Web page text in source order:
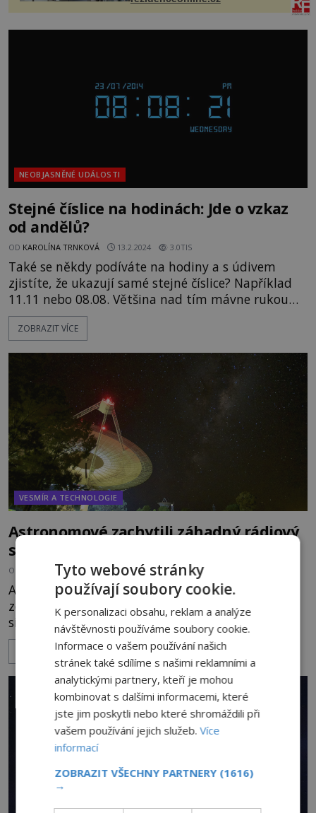
NEOBJASNĚNÉ UDÁLOSTI
Stejné číslice na hodinách: Jde o vzkaz
od andělů?
OD KAROLÍNA TRNKOVÁ 13.2.2024 3.0TIS
Také se někdy podíváte na hodiny a s údivem
zjistíte, že ukazují samé stejné číslice? Například
11.11 nebo 08.08. Většina nad tím mávne rukou
jako nad pouhou náhodou, která se čas od času
stane. Proč se ale tyto „náhody“ stávají některým
být znamení? A pokud ano, kdo a co se nám snaží
sdělit?
ZOBRAZIT VÍCE
VESMÍR A TECHNOLOGIE
Astronomové zachytili záhadný rádiový
signál z neznámého zdroje
OD EVA SOUKUPOVÁ 6.6.2022 2.6TIS
Australští astronomové objevili zvláštní rádiový
zdroj a nikdo neví, co by to mohlo být. Neobvyklý
signál při pozorování vzdálené galaxie zachytilo
několik radioteleskopů. Původ a povaha tohoto
signálu jsou neznámé a podle vědců vyžadují další
zkoumání. Tým astronomů pod vedením Joela
Balzana z Univerzity v západním Sydney před
dvěma týdny informoval o z
ZOBRAZIT VÍCE
Tyto webové stránky
používají soubory cookie.
K personalizaci obsahu, reklam a analýze
návštěvnosti používáme soubory cookie.
Informace o vašem používání našich
stránek také sdílíme s našimi reklamními a
analytickými partnery, kteří je mohou
kombinovat s dalšími informacemi, které
jste jim poskytli nebo které shromáždili při
vašem používání jejich služeb.Více
informací
ZOBRAZIT VŠECHNY PARTNERY (1616)
→